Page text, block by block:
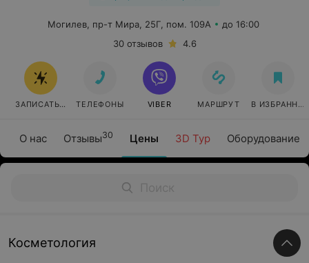
О нас Отзывы30 Цены 3D Тур Оборудование
Могилев, пр-т Мира, 25Г, пом. 109А
до 16:00
30 отзывов
4.6
ЗАПИСАТЬСЯ ОНЛАЙН
ТЕЛЕФОНЫ VIBER МАРШРУТ В ИЗБРАННОЕ
Косметология